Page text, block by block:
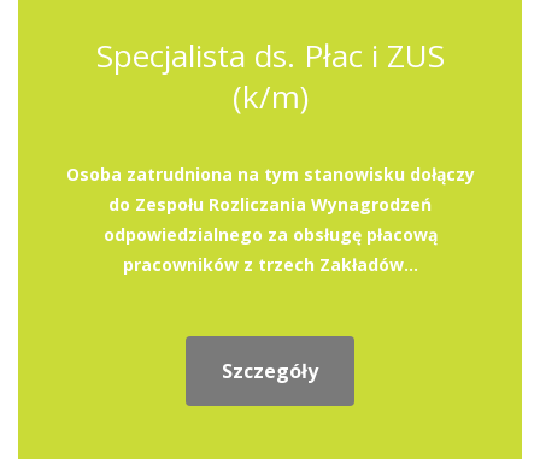
Specjalista ds. Płac i ZUS
(k/m)
Osoba zatrudniona na tym stanowisku dołączy
do Zespołu Rozliczania Wynagrodzeń
odpowiedzialnego za obsługę płacową
pracowników z trzech Zakładów...
Szczegóły